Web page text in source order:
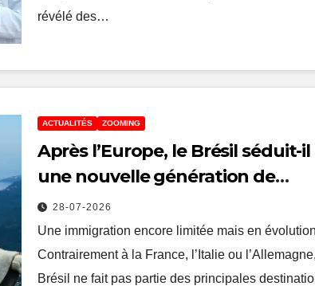
révélé des…
ACTUALITÉS ZOOMING
Après l’Europe, le Brésil séduit-il
une nouvelle génération de
Tunisiens
28-07-2026
Une immigration encore limitée mais en évolution
Contrairement à la France, l’Italie ou
Brésil ne fait pas partie des principales